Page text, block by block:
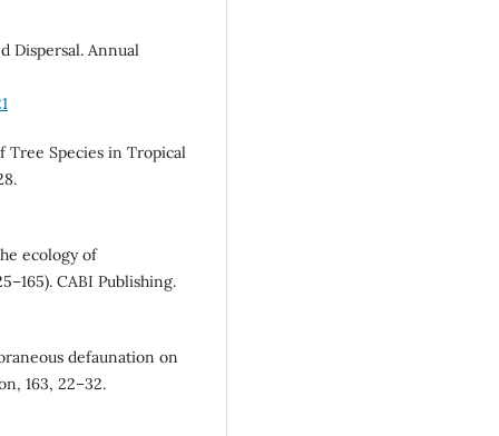
Dispersal. Annual
Tree Species in Tropical
ecology of
CABI Publishing.
defaunation on
163, 22–32.